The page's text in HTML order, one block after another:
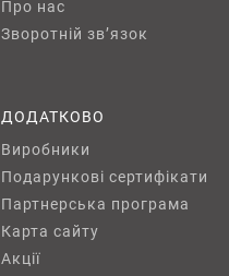
Про нас
Зворотній зв’язок
ДОДАТКОВО
Виробники
Подарункові сертифікати
Партнерська програма
Карта сайту
Акції